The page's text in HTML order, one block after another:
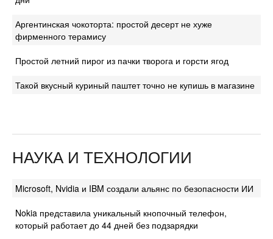
Аргентинская чокоторта: простой десерт не хуже
фирменного терамису
Простой летний пирог из пачки творога и горсти ягод
Такой вкусный куриный паштет точно не купишь в магазине
НАУКА И ТЕХНОЛОГИИ
Microsoft, Nvidia и IBM создали альянс по безопасности ИИ
Nokia представила уникальный кнопочный телефон,
который работает до 44 дней без подзарядки